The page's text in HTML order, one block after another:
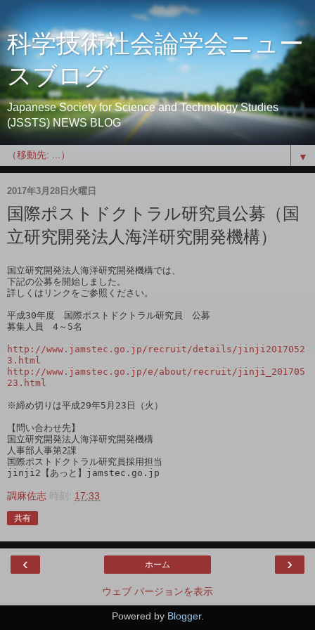
科学技術社会論学会ニュー
スブログ
Japanese Society for Science and Technology Studies
(JSSTS) NEWS BLOG
▼
2017年3月28日火曜日
国際ポストドクトラル研究員公募（国
立研究開発法人海洋研究開発機構）
国立研究開発法人海洋研究開発機構では、
下記の公募を開始しました。
詳しくはリンクをご参照ください。
平成30年度　国際ポストドクトラル研究員　公募
募集人員　4～5名
http://www.jamstec.go.jp/recruit/details/jinji2017052
3.html
http://www.jamstec.go.jp/e/about/recruit/jinji_201705
23.html
※締め切りは平成29年5月23日（火）
【問い合わせ先】
国立研究開発法人海洋研究開発機構
人事部人事第2課
国際ポストドクトラル研究員採用担当
調麻佐志 時刻: 17:33
共有
‹ ›
ホーム
ウェブ バージョンを表示
Powered by Blogger.